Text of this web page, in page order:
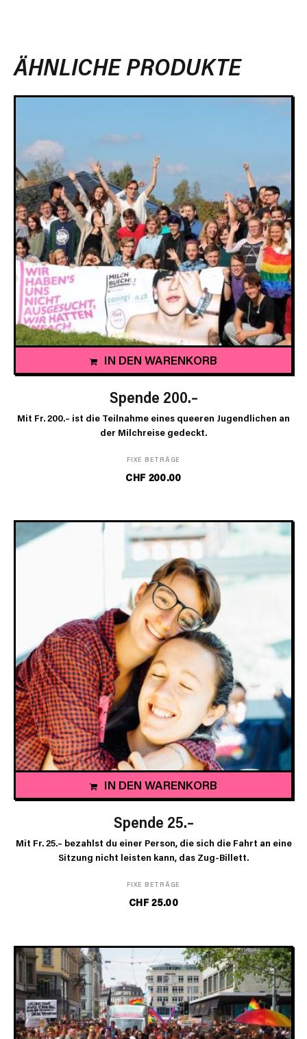
ÄHNLICHE PRODUKTE
IN DEN WARENKORB
Spende 200.–
Mit Fr. 200.– ist die Teilnahme eines queeren Jugendlichen an
der Milchreise gedeckt.
FIXE BETRÄGE
CHF200.00
IN DEN WARENKORB
Spende 25.–
Mit Fr. 25.– bezahlst du einer Person, die sich die Fahrt an eine
Sitzung nicht leisten kann, das Zug-Billett.
FIXE BETRÄGE
CHF25.00